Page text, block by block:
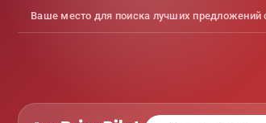
Ваше место для поиска лучших предложений